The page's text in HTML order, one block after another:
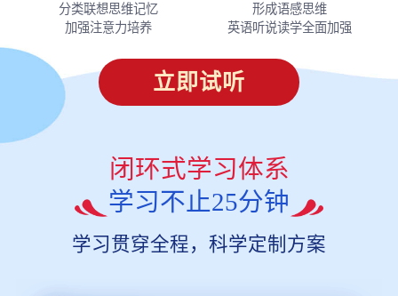
分类联想思维记忆
加强注意力培养
形成语感思维
英语听说读学全面加强
立即试听
闭环式学习体系
学习不止25分钟
学习贯穿全程，科学定制方案